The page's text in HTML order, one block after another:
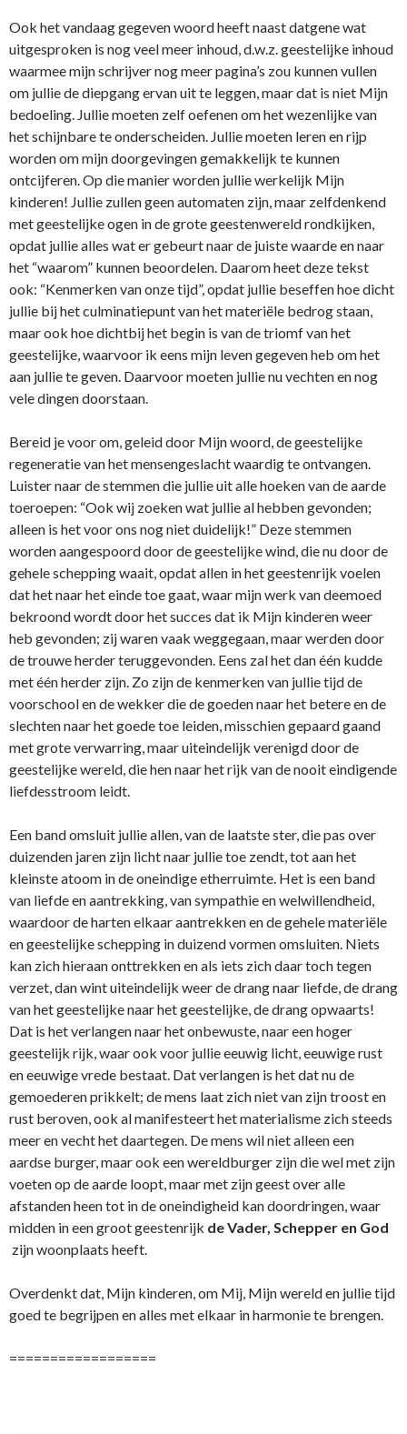
Ook het vandaag gegeven woord heeft naast datgene wat
uitgesproken is nog veel meer inhoud, d.w.z. geestelijke inhoud
waarmee mijn schrijver nog meer pagina’s zou kunnen vullen
om jullie de diepgang ervan uit te leggen, maar dat is niet Mijn
bedoeling. Jullie moeten zelf oefenen om het wezenlijke van
het schijnbare te onderscheiden. Jullie moeten leren en rijp
worden om mijn doorgevingen gemakkelijk te kunnen
ontcijferen. Op die manier worden jullie werkelijk Mijn
kinderen! Jullie zullen geen automaten zijn, maar zelfdenkend
met geestelijke ogen in de grote geestenwereld rondkijken,
opdat jullie alles wat er gebeurt naar de juiste waarde en naar
het “waarom” kunnen beoordelen. Daarom heet deze tekst
ook: “Kenmerken van onze tijd”, opdat jullie beseffen hoe dicht
jullie bij het culminatiepunt van het materiële bedrog staan,
maar ook hoe dichtbij het begin is van de triomf van het
geestelijke, waarvoor ik eens mijn leven gegeven heb om het
aan jullie te geven. Daarvoor moeten jullie nu vechten en nog
vele dingen doorstaan.
Bereid je voor om, geleid door Mijn woord, de geestelijke
regeneratie van het mensengeslacht waardig te ontvangen.
Luister naar de stemmen die jullie uit alle hoeken van de aarde
toeroepen: “Ook wij zoeken wat jullie al hebben gevonden;
alleen is het voor ons nog niet duidelijk!” Deze stemmen
worden aangespoord door de geestelijke wind, die nu door de
gehele schepping waait, opdat allen in het geestenrijk voelen
dat het naar het einde toe gaat, waar mijn werk van deemoed
bekroond wordt door het succes dat ik Mijn kinderen weer
heb gevonden; zij waren vaak weggegaan, maar werden door
de trouwe herder teruggevonden. Eens zal het dan één kudde
met één herder zijn. Zo zijn de kenmerken van jullie tijd de
voorschool en de wekker die de goeden naar het betere en de
slechten naar het goede toe leiden, misschien gepaard gaand
met grote verwarring, maar uiteindelijk verenigd door de
geestelijke wereld, die hen naar het rijk van de nooit eindigende
liefdesstroom leidt.
Een band omsluit jullie allen, van de laatste ster, die pas over
duizenden jaren zijn licht naar jullie toe zendt, tot aan het
kleinste atoom in de oneindige etherruimte. Het is een band
van liefde en aantrekking, van sympathie en welwillendheid,
waardoor de harten elkaar aantrekken en de gehele materiële
en geestelijke schepping in duizend vormen omsluiten. Niets
kan zich hieraan onttrekken en als iets zich daar toch tegen
verzet, dan wint uiteindelijk weer de drang naar liefde, de drang
van het geestelijke naar het geestelijke, de drang opwaarts!
Dat is het verlangen naar het onbewuste, naar een hoger
geestelijk rijk, waar ook voor jullie eeuwig licht, eeuwige rust
en eeuwige vrede bestaat. Dat verlangen is het dat nu de
gemoederen prikkelt; de mens laat zich niet van zijn troost en
rust beroven, ook al manifesteert het materialisme zich steeds
meer en vecht het daartegen. De mens wil niet alleen een
aardse burger, maar ook een wereldburger zijn die wel met zijn
voeten op de aarde loopt, maar met zijn geest over alle
afstanden heen tot in de oneindigheid kan doordringen, waar
midden in een groot geestenrijk de Vader, Schepper en God
zijn woonplaats heeft.
Overdenkt dat, Mijn kinderen, om Mij, Mijn wereld en jullie tijd
goed te begrijpen en alles met elkaar in harmonie te brengen.
==================